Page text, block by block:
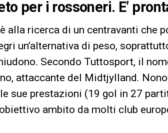
per i rossoneri. E’
alla ricerca di un centravanti che
un’alternativa di peso,
Secondo Tuttosport, il
attaccante del Midtjylland.
sue prestazioni (19 gol in 27
ambito da molti club